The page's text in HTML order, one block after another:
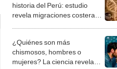
historia del Perú: estudio
revela migraciones costeras
¿Quiénes son más
chismosos, hombres o
mujeres? La ciencia revela